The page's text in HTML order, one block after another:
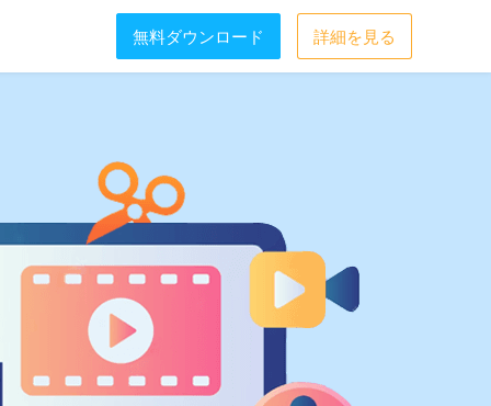
無料ダウンロード 詳細を見る